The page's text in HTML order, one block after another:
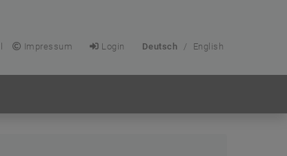
Impressum Login Deutsch / English